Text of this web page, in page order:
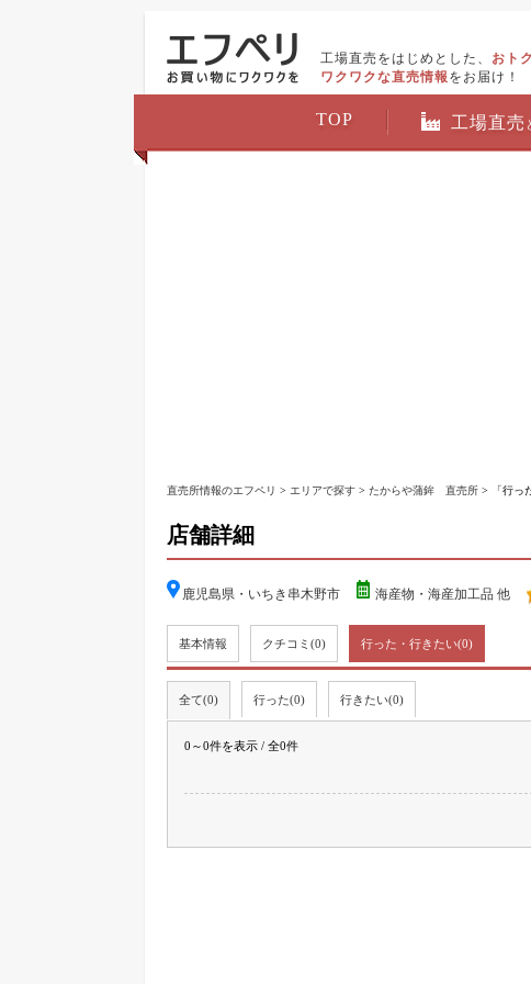
工場直売をはじめとした、 おト
ワクワクな直売情報 をお届け！
TOP 工場直売
直売所情報のエフペリ > エリアで探す > たからや蒲鉾 直売所 > 「行っ
店舗詳細
鹿児島県・いちき串木野市 海産物・海産加工品 他
基本情報 クチコミ (0) 行った・行きたい(0)
全て(0) 行った(0) 行きたい(0)
0～0件を表示 / 全0件